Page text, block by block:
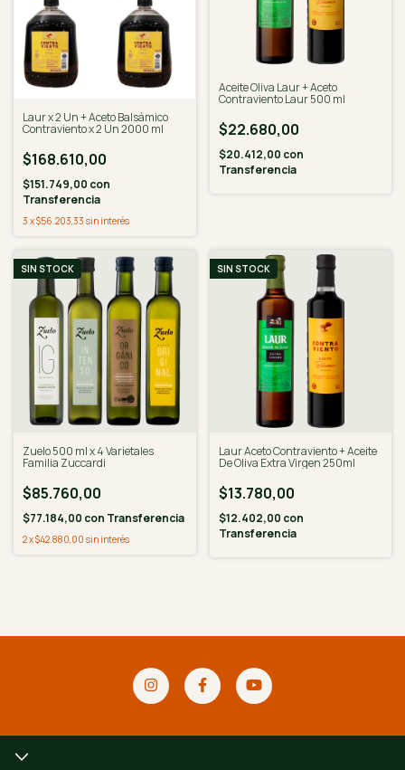
Laur x 2 Un + Aceto Balsámico
Contraviento x 2 Un 2000 ml
$168.610,00
$151.749,00 con
Transferencia
3 x$56.203,33 sin interés
Aceite Oliva Laur + Aceto
Contraviento Laur 500 ml
$22.680,00
$20.412,00 con
Transferencia
SIN STOCK
Zuelo 500 ml x 4 Varietales
Familia Zuccardi
$85.760,00
$77.184,00 con Transferencia
2x$42.880,00 sin interés
SIN STOCK
Laur Aceto Contraviento + Aceite
De Oliva Extra Virgen 250ml
$13.780,00
$12.402,00 con
Transferencia